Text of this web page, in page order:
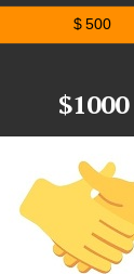
$ 500
$1000